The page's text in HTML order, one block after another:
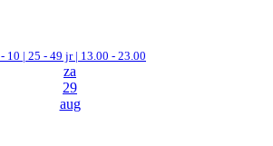
10 | 25 - 49 jr | 13.00 - 23.00
za
29
aug